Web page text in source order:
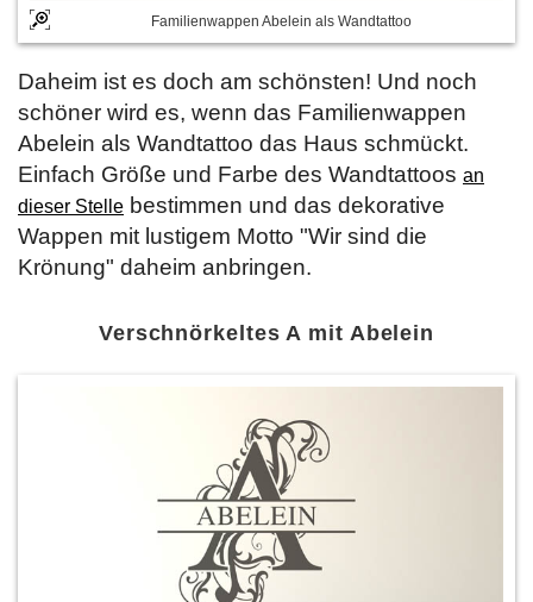
Familienwappen Abelein als Wandtattoo
Daheim ist es doch am schönsten! Und noch
schöner wird es, wenn das Familienwappen
Abelein als Wandtattoo das Haus schmückt.
Einfach Größe und Farbe des Wandtattoos an
dieser Stelle bestimmen und das dekorative
Wappen mit lustigem Motto "Wir sind die
Krönung" daheim anbringen.
Verschnörkeltes A mit Abelein